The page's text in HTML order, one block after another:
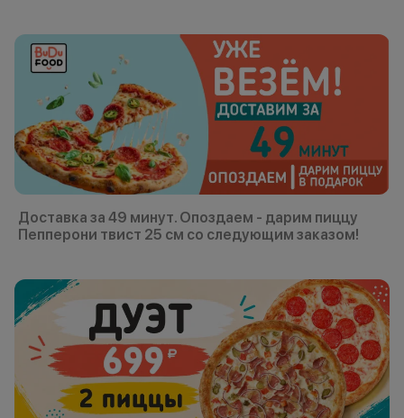
Доставка за 49 минут. Опоздаем - дарим пиццу
Пепперони твист 25 см со следующим заказом!